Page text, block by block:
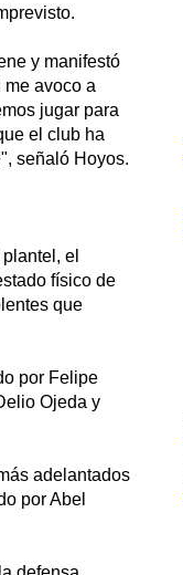
y manifestó
avoco a
jugar para
el club ha
señaló Hoyos.
el
físico de
que
por Felipe
Ojeda y
adelantados
por Abel